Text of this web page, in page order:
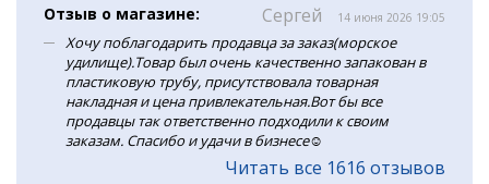
Отзыв о магазине: Сергей 14 июня 2026 19:05
Хочу поблагодарить продавца за заказ(морское
удилище).Товар был очень качественно запакован в
пластиковую трубу, присутствовала товарная
накладная и цена привлекательная.Вот бы все
продавцы так ответственно подходили к своим
заказам. Спасибо и удачи в бизнесе☺️
Читать все 1616 отзывов